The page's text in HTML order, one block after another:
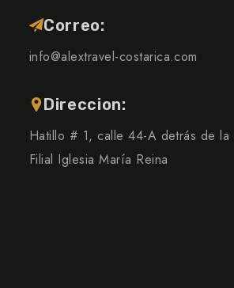
Correo:
info@alextravel-costarica.com
Direccion:
Hatillo # 1, calle 44-A detrás de la
Filial Iglesia María Reina